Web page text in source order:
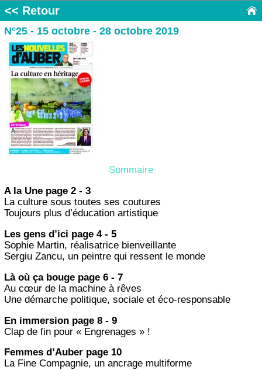
<< Retour
N°25 - 15 octobre - 28 octobre 2019
Sommaire
A la Une page 2 - 3
La culture sous toutes ses coutures
Toujours plus d’éducation artistique
Les gens d’ici page 4 - 5
Sophie Martin, réalisatrice bienveillante
Sergiu Zancu, un peintre qui ressent le monde
Là où ça bouge page 6 - 7
Au cœur de la machine à rêves
Une démarche politique, sociale et éco-responsable
En immersion page 8 - 9
Clap de fin pour « Engrenages » !
Femmes d’Auber page 10
La Fine Compagnie, un ancrage multiforme